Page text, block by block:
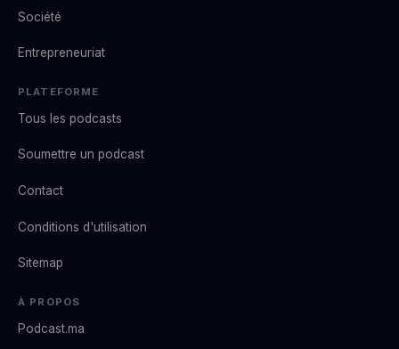
Société
Entrepreneuriat
PLATEFORME
Tous les podcasts
Soumettre un podcast
Contact
Conditions d'utilisation
Sitemap
À PROPOS
Podcast.ma